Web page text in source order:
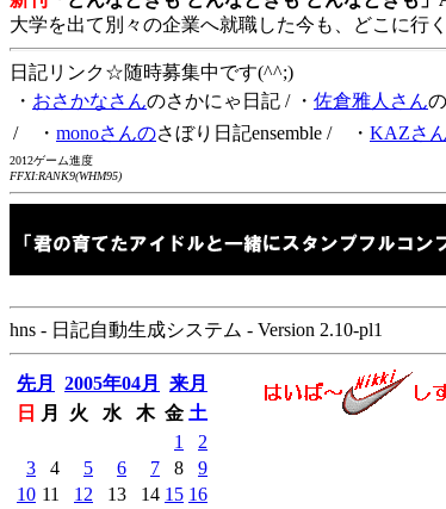
大学を出て別々の企業へ就職した今も、どこに行
日記リンク☆随時募集中です(^^;)
・ おさかなさんのさかにゃ日記 / ・ 佐倉雅人さん
/ ・ monoさんのさぼり日記ensemble / ・ KAZさ
2012ゲーム進度
FFXI:RANK9(WHM95)
hns - 日記自動生成システム - Version 2.10-pl1
先月 2005年04月
来月
日
月 火 水 木 金 土
1
2
3
4 5 6 7 8
9
10 11 12 13 14 15 16